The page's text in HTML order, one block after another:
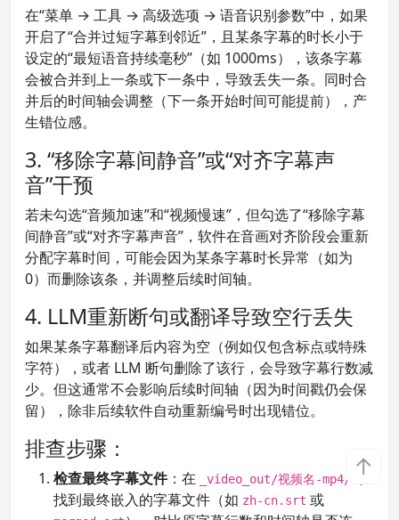
在“菜单 → 工具 → 高级选项 → 语音识别参数”中，如果
开启了“合并过短字幕到邻近”，且某条字幕的时长小于
设定的“最短语音持续毫秒”（如 1000ms），该条字幕
会被合并到上一条或下一条中，导致丢失一条。同时合
并后的时间轴会调整（下一条开始时间可能提前），产
生错位感。
3. “移除字幕间静音”或“对齐字幕声
音”干预
若未勾选“音频加速”和“视频慢速”，但勾选了“移除字幕
间静音”或“对齐字幕声音”，软件在音画对齐阶段会重新
分配字幕时间，可能会因为某条字幕时长异常（如为
0）而删除该条，并调整后续时间轴。
4. LLM重新断句或翻译导致空行丢失
如果某条字幕翻译后内容为空（例如仅包含标点或特殊
字符），或者 LLM 断句删除了该行，会导致字幕行数减
少。但这通常不会影响后续时间轴（因为时间戳仍会保
留），除非后续软件自动重新编号时出现错位。
排查步骤：
检查最终字幕文件：在 _video_out/视频名-mp4/
下
找到最终嵌入的字幕文件（如 zh-cn.srt 或
↑